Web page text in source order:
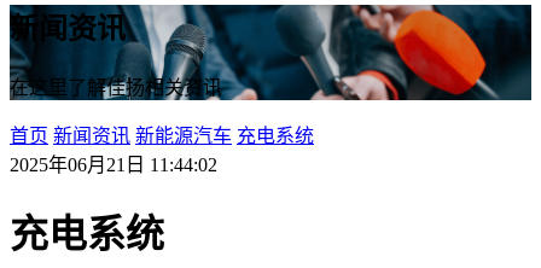
新闻资讯
在这里了解佳扬相关资讯
首页 新闻资讯 新能源汽车 充电系统
2025年06月21日 11:44:02
充电系统